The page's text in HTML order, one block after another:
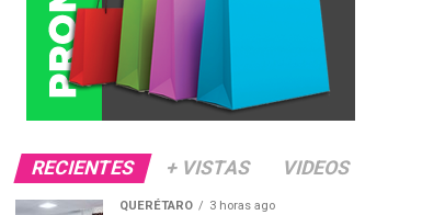
RECIENTES + VISTAS VIDEOS
QUERÉTARO 3 horas ago